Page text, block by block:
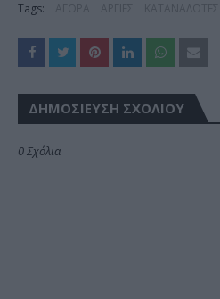
Tags:
ΔΗΜΟΣΊΕΥΣΗ ΣΧΟΛΊΟΥ
0 Σχόλια